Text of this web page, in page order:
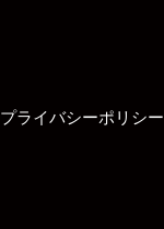
プライバシーポリシー